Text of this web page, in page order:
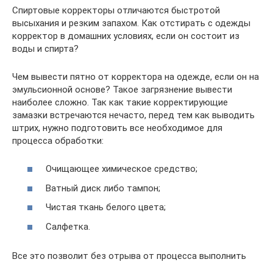
Спиртовые корректоры отличаются быстротой
высыхания и резким запахом. Как отстирать с одежды
корректор в домашних условиях, если он состоит из
воды и спирта?
Чем вывести пятно от корректора на одежде, если он на
эмульсионной основе? Такое загрязнение вывести
наиболее сложно. Так как такие корректирующие
замазки встречаются нечасто, перед тем как выводить
штрих, нужно подготовить все необходимое для
процесса обработки:
Очищающее химическое средство;
Ватный диск либо тампон;
Чистая ткань белого цвета;
Салфетка.
Все это позволит без отрыва от процесса выполнить